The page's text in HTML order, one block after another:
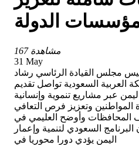
الدولة
167 مشاهدة
31 May
مجلس القيادة الرئاسي رشاد
العربية السعودية تواصل تقديم
عبر مشاريع تنموية وإنسانية
وتعزيز فرص التعافي
المحافظات وأوضح العليمي في
السعودي لتنمية وإعمار
اليمن يؤدي دورا محوريا في